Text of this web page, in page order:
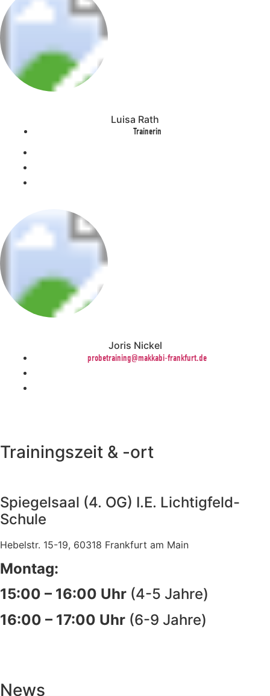
Luisa Rath
Trainerin
Joris Nickel
probetraining@makkabi-frankfurt.de
Trainingszeit & -ort
Spiegelsaal (4. OG) I.E. Lichtigfeld-
Schule
Hebelstr. 15-19, 60318 Frankfurt am Main
Montag:
15:00 – 16:00 Uhr (4-5 Jahre)
16:00 – 17:00 Uhr (6-9 Jahre)
News